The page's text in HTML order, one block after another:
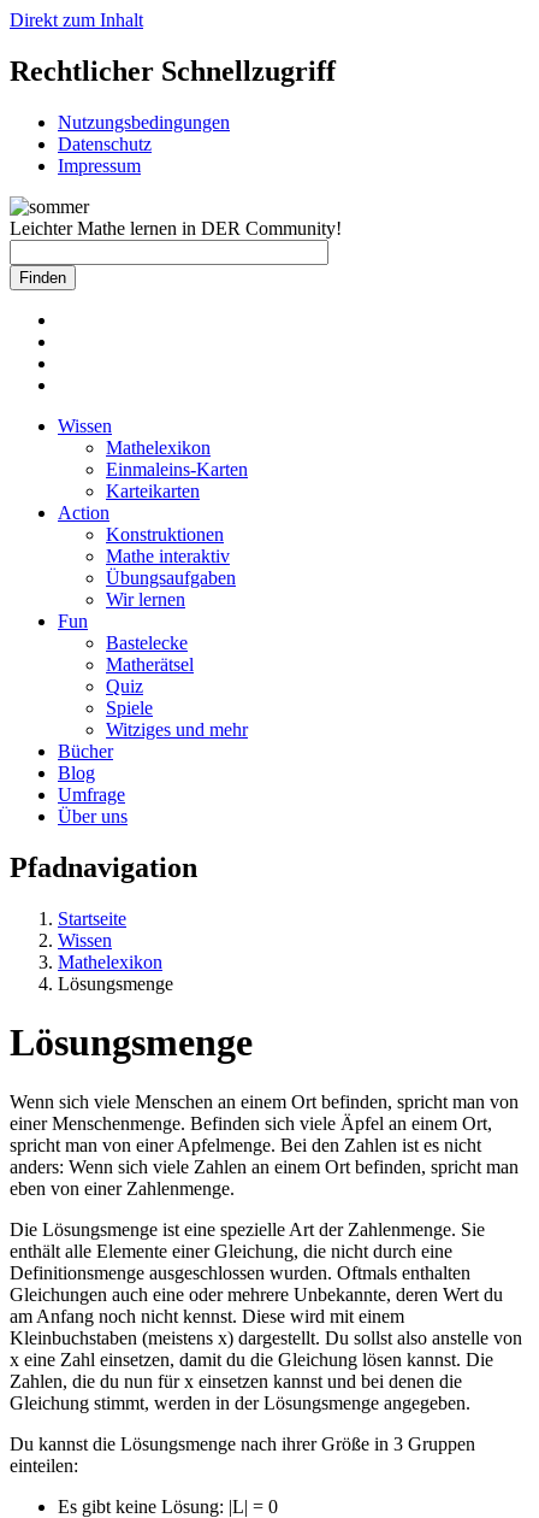
Direkt zum Inhalt
Rechtlicher Schnellzugriff
Nutzungsbedingungen
Datenschutz
Impressum
Leichter Mathe lernen in DER Community!
Wissen
Mathelexikon
Einmaleins-Karten
Karteikarten
Action
Konstruktionen
Mathe interaktiv
Übungsaufgaben
Wir lernen
Fun
Bastelecke
Matherätsel
Quiz
Spiele
Witziges und mehr
Bücher
Blog
Umfrage
Über uns
Pfadnavigation
Startseite
Wissen
Mathelexikon
Lösungsmenge
Lösungsmenge
Wenn sich viele Menschen an einem Ort befinden, spricht man von
einer Menschenmenge. Befinden sich viele Äpfel an einem Ort,
spricht man von einer Apfelmenge. Bei den Zahlen ist es nicht
anders: Wenn sich viele Zahlen an einem Ort befinden, spricht man
eben von einer Zahlenmenge.
Die Lösungsmenge ist eine spezielle Art der Zahlenmenge. Sie
enthält alle Elemente einer Gleichung, die nicht durch eine
Definitionsmenge ausgeschlossen wurden. Oftmals enthalten
Gleichungen auch eine oder mehrere Unbekannte, deren Wert du
am Anfang noch nicht kennst. Diese wird mit einem
Kleinbuchstaben (meistens x) dargestellt. Du sollst also anstelle von
x eine Zahl einsetzen, damit du die Gleichung lösen kannst. Die
Zahlen, die du nun für x einsetzen kannst und bei denen die
Gleichung stimmt, werden in der Lösungsmenge angegeben.
Du kannst die Lösungsmenge nach ihrer Größe in 3 Gruppen
einteilen:
Es gibt keine Lösung: |L| = 0